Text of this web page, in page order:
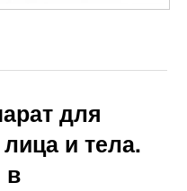
для
и тела.
в